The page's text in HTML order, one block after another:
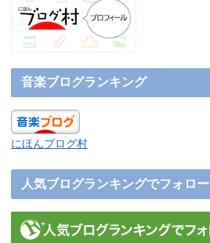
音楽ブログランキング
にほんブログ村
人気ブログランキングでフォロー